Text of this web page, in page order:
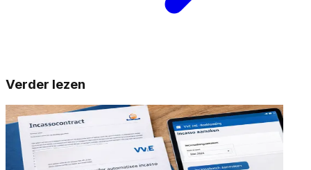
Verder lezen